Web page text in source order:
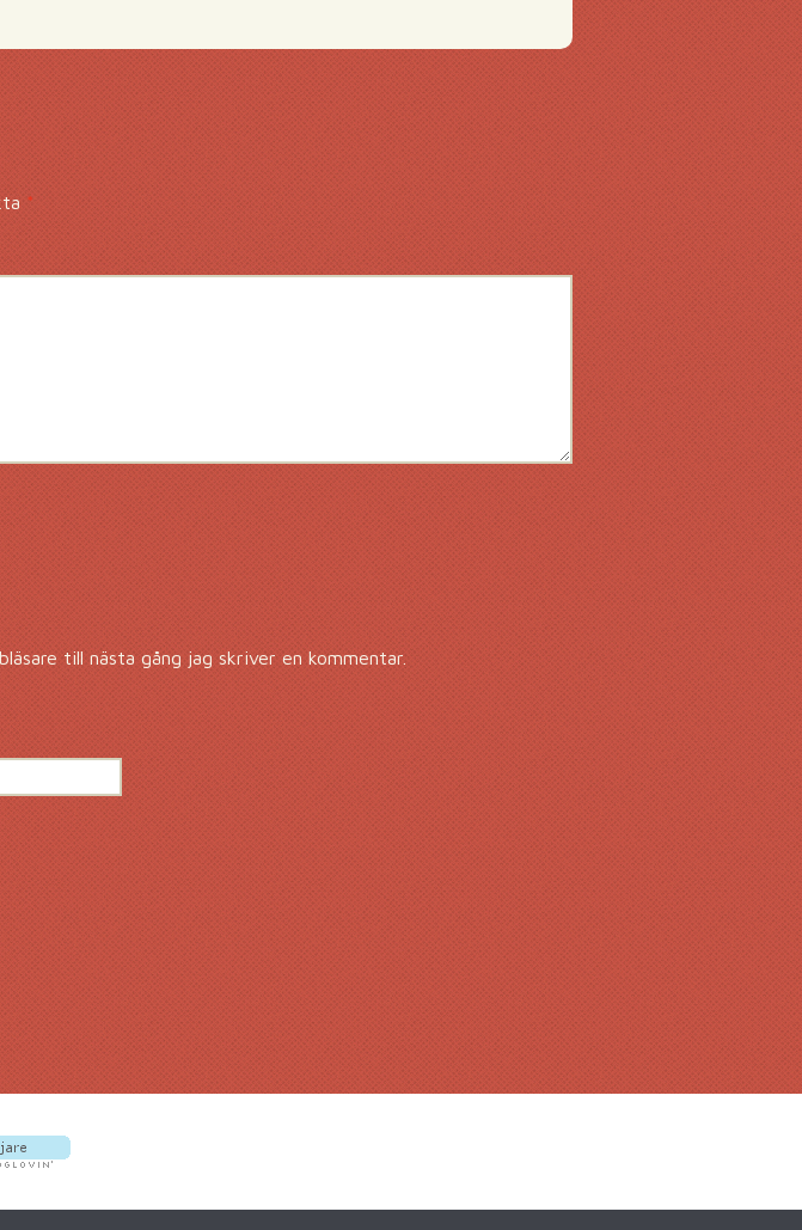
*
till nästa gång jag skriver en kommentar.